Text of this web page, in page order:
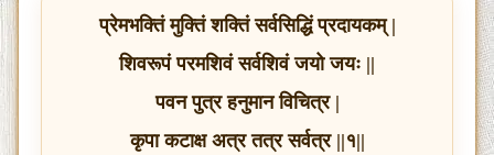
प्रेमभक्तिं मुक्तिं शक्तिं सर्वसिद्धिं प्रदायकम् |
शिवरूपं परमशिवं सर्वशिवं जयो जयः ||
पवन पुत्र हनुमान विचित्र |
कृपा कटाक्ष अत्र तत्र सर्वत्र ||१||